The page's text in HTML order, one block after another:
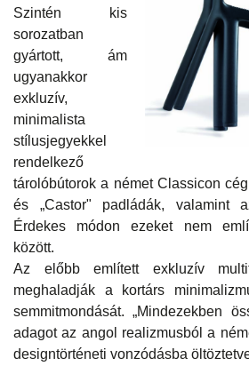
Szintén kis
sorozatban
gyártott, ám
ugyanakkor
exkluzív,
minimalista
stílusjegyekkel
rendelkező
tárolóbútorok a német Classicon
és „Castor" padládák, valamint
Érdekes módon ezeket nem
között.
Az előbb említett exkluzív
meghaladják a kortárs
semmitmondását. „Mindezekben
adagot az angol realizmusból a
designtörténeti vonzódásba